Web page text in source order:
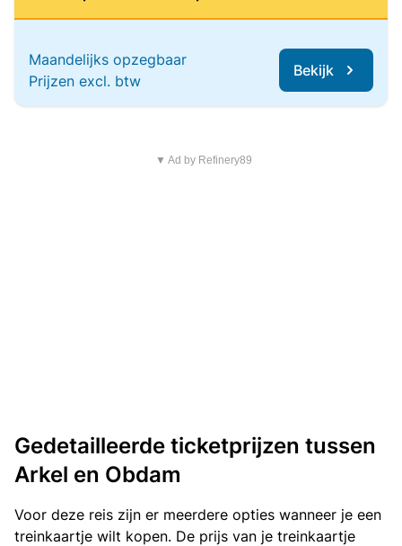
Maandelijks opzegbaar
Prijzen excl. btw
Bekijk
▼ Ad by Refinery89
Gedetailleerde ticketprijzen tussen
Arkel en Obdam
Voor deze reis zijn er meerdere opties wanneer je een
treinkaartje wilt kopen. De prijs van je treinkaartje